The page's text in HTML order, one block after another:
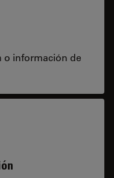
o información de